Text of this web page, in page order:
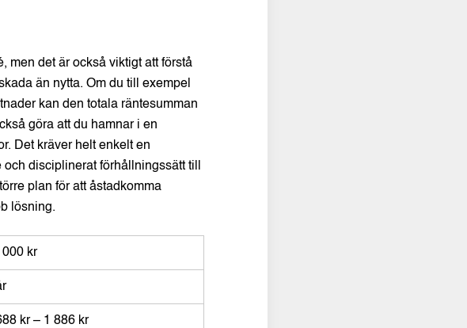
men det är också viktigt att förstå
än nytta. Om du till exempel
kan den totala räntesumman
göra att du hamnar i en
Det kräver helt enkelt en
disciplinerat förhållningssätt till
plan för att åstadkomma
lösning.
000 kr
kr – 1 886 kr